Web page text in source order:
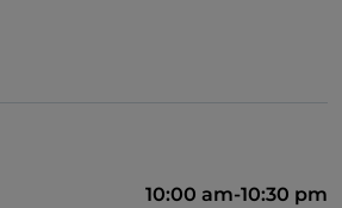
10:00 am-10:30 pm